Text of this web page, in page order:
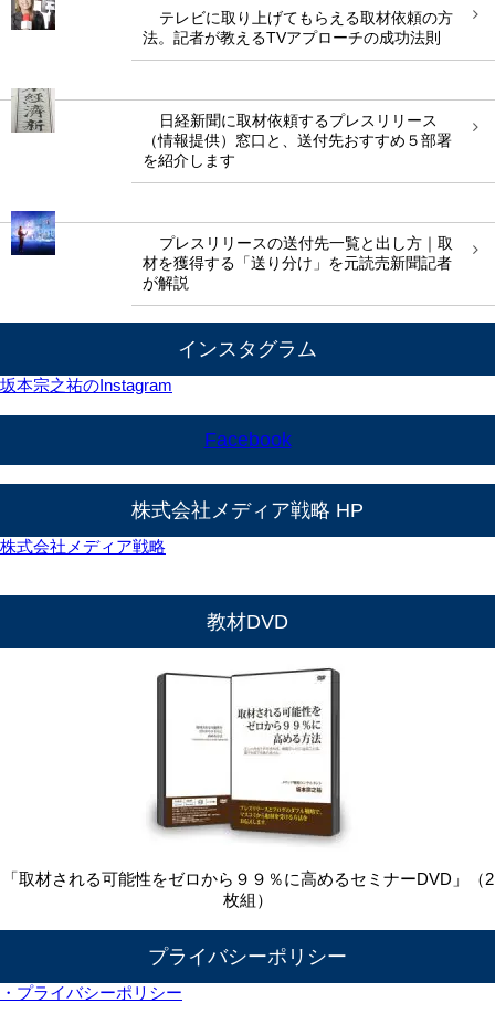
テレビに取り上げてもらえる取材依頼の方
法。記者が教えるTVアプローチの成功法則
日経新聞に取材依頼するプレスリリース
（情報提供）窓口と、送付先おすすめ５部署
を紹介します
プレスリリースの送付先一覧と出し方｜取
材を獲得する「送り分け」を元読売新聞記者
が解説
インスタグラム
坂本宗之祐のInstagram
Facebook
株式会社メディア戦略 HP
株式会社メディア戦略
教材DVD
「取材される可能性をゼロから９９％に高めるセミナーDVD」（2
枚組）
プライバシーポリシー
・プライバシーポリシー